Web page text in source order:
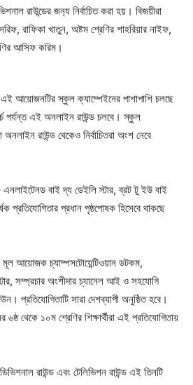
রাউন্ডের জন‌্য নির্বাচিত করা হয়। বিজয়ীরা
রাফিকা খাতুন, অষ্টম শ্রেণির শাহরিয়ার নাইফ,
আসিফ করিম।
এই আয়োজনটির স্কুল ক্যাম্পেইনের পাশাপাশি চলছে
পর্যন্ত এই অনলাইন রাউন্ড চলবে। স্কুল
অনলাইন রাউন্ড থেকেও নির্বাচিতরা অংশ নেবে
বাই দ্য ডেইলি স্টার, ব্রট টু ইউ বাই
প্রতিযোগিতার প্রধান পৃষ্ঠপোষক হিসেবে থাকছে
মূল আয়োজক চ্যাম্পসটোয়েন্টিওয়ান ডটকম,
সম্প্রচার অংশীদার চ্যানেল আই ও সহযোগি
প্রতিযোগিতাটি সারা দেশব্যাপী অনুষ্ঠিত হবে।
থেকে ১০ম শ্রেণির শিক্ষার্থীরা এই প্রতিযোগিতায়
রাউন্ড এবং টেলিভিশন রাউন্ড এই তিনটি